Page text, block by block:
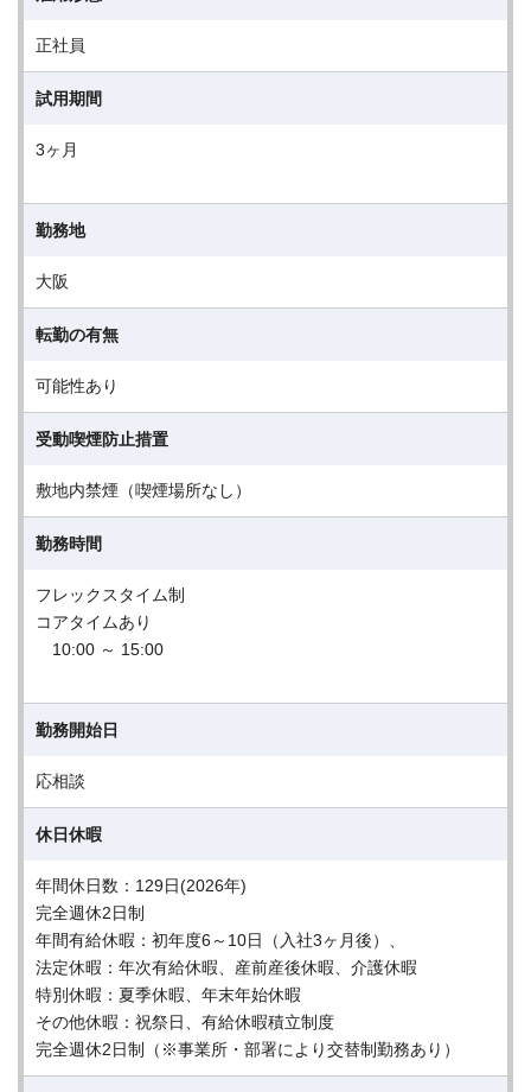
正社員
試用期間
3ヶ月
勤務地
大阪
転勤の有無
可能性あり
受動喫煙防止措置
敷地内禁煙（喫煙場所なし）
勤務時間
フレックスタイム制
コアタイムあり
10:00 ～ 15:00
勤務開始日
応相談
休日休暇
年間休日数：129日(2026年)
完全週休2日制
年間有給休暇：初年度6～10日（入社3ヶ月後）、
法定休暇：年次有給休暇、産前産後休暇、介護休暇
特別休暇：夏季休暇、年末年始休暇
その他休暇：祝祭日、有給休暇積立制度
完全週休2日制（※事業所・部署により交替制勤務あり）